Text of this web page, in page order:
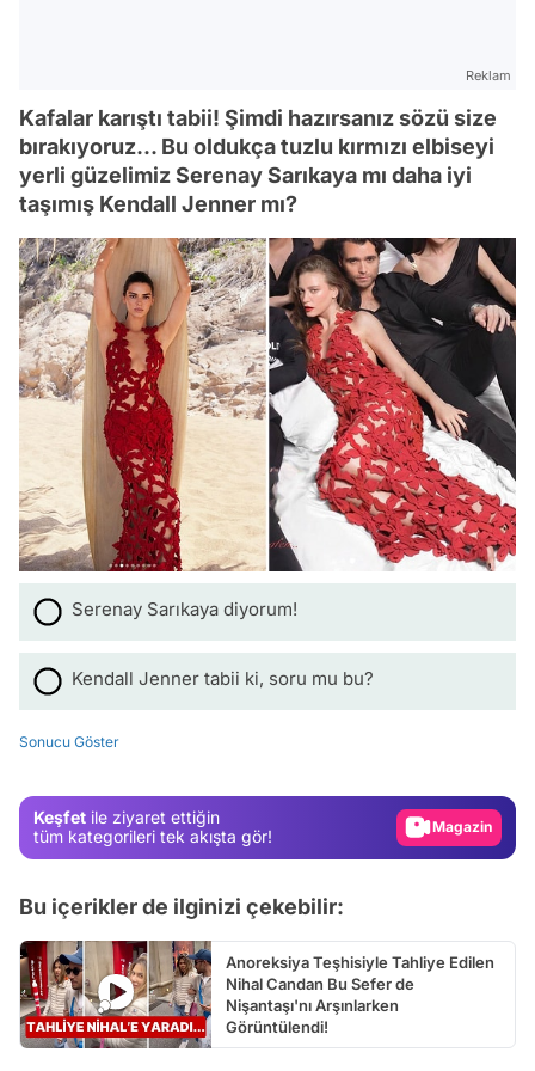
Reklam
Kafalar karıştı tabii! Şimdi hazırsanız sözü size
bırakıyoruz... Bu oldukça tuzlu kırmızı elbiseyi
yerli güzelimiz Serenay Sarıkaya mı daha iyi
taşımış Kendall Jenner mı?
Serenay Sarıkaya diyorum!
Kendall Jenner tabii ki, soru mu bu?
Sonucu Göster
Keşfet ile ziyaret ettiğin
tüm kategorileri tek akışta gör!
Test
Video
Bu içerikler de ilginizi çekebilir:
Anoreksiya Teşhisiyle Tahliye Edilen
Nihal Candan Bu Sefer de
Nişantaşı'nı Arşınlarken
Görüntülendi!